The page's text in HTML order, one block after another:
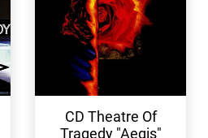
ПРОСМОТР
CD Theatre Of
Tragedy "Aegis"